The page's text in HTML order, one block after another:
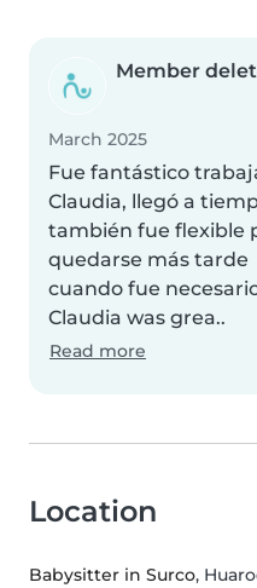
Member
March 2025
Fue fantástico
Claudia, llegó a
también fue flexible
quedarse más tarde
cuando fue
Claudia was grea..
Read more
Location
Babysitter in Surco,